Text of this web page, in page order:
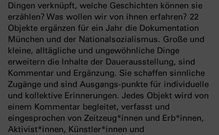
Dingen verknüpft, welche Geschichten können sie
erzählen? Was wollen wir von ihnen erfahren? 22
Objekte ergänzen für ein Jahr die Dokumentation
München und der Nationalsozialismus. Große und
kleine, alltägliche und ungewöhnliche Dinge
erweitern die Inhalte der Dauerausstellung, sind
Kommentar und Ergänzung. Sie schaffen sinnliche
Zugänge und sind Ausgangs-punkte für individuelle
und kollektive Erinnerungen. Jedes Objekt wird von
einem Kommentar begleitet, verfasst und
eingesprochen von Zeitzeug*innen und Erb*innen,
Aktivist*innen, Künstler*innen und